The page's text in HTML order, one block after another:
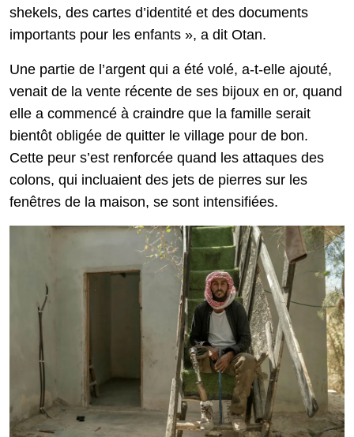
shekels, des cartes d’identité et des documents
importants pour les enfants », a dit Otan.
Une partie de l’argent qui a été volé, a-t-elle ajouté,
venait de la vente récente de ses bijoux en or, quand
elle a commencé à craindre que la famille serait
bientôt obligée de quitter le village pour de bon.
Cette peur s’est renforcée quand les attaques des
colons, qui incluaient des jets de pierres sur les
fenêtres de la maison, se sont intensifiées.